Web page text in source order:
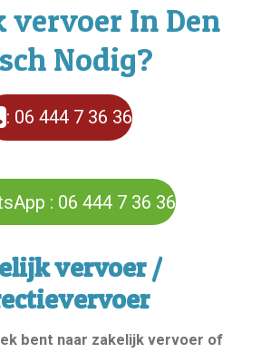
vervoer In Den
Nodig?
: 06 444 7 36 36
: 06 444 7 36 36
vervoer /
bent naar zakelijk vervoer of